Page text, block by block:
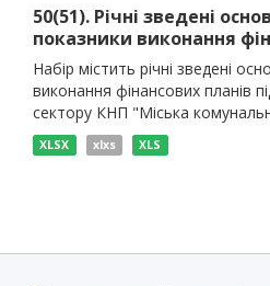
50(51). Річні зведені
показники виконання
Набір містить річні зведені
виконання фінансових планів
сектору КНП "Міська
XLSX xlxs XLS